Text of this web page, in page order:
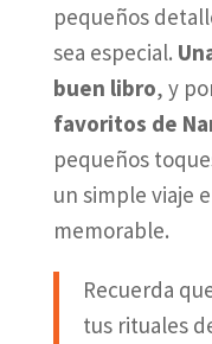
pequeños
sea especial.
buen libro, y
favoritos de
pequeños
un simple viaje
memorable.
Recuerda
tus rituales